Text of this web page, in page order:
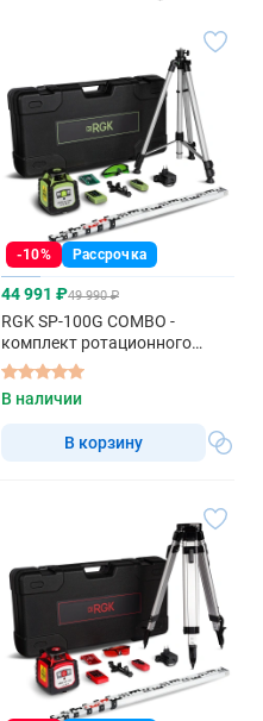
-10% Рассрочка
44 991 ₽49 990 ₽
RGK SP-100G COMBO -
комплект ротационного
нивелира с элевационным
штативом
В наличии
В корзину